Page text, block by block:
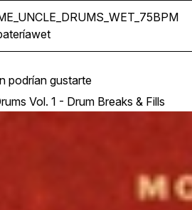
wet
podrían gustarte
Vol. 1 - Drum Breaks & Fills